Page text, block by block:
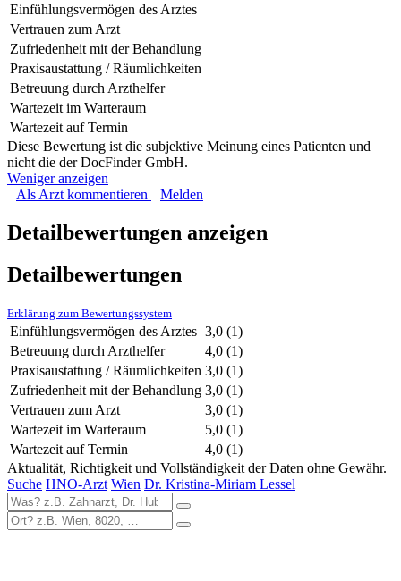
Einfühlungsvermögen des Arztes
Vertrauen zum Arzt
Zufriedenheit mit der Behandlung
Praxisaustattung / Räumlichkeiten
Betreuung durch Arzthelfer
Wartezeit im Warteraum
Wartezeit auf Termin
Diese Bewertung ist die subjektive Meinung eines Patienten und
nicht die der DocFinder GmbH.
Weniger anzeigen
Als Arzt kommentieren
Melden
Detailbewertungen anzeigen
Detailbewertungen
Erklärung zum Bewertungssystem
Einfühlungsvermögen des Arztes 3,0 (1)
Betreuung durch Arzthelfer
4,0 (1)
Praxisaustattung / Räumlichkeiten 3,0 (1)
Zufriedenheit mit der Behandlung 3,0 (1)
Vertrauen zum Arzt
3,0 (1)
Wartezeit im Warteraum
5,0 (1)
Wartezeit auf Termin
4,0 (1)
Aktualität, Richtigkeit und Vollständigkeit der Daten ohne Gewähr.
Suche HNO-Arzt Wien Dr. Kristina-Miriam Lessel